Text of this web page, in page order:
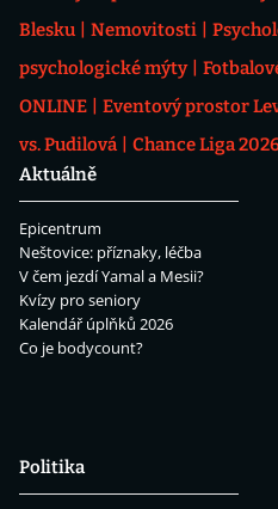
Blesku
Nemovitosti
psychologické mýty
ONLINE
Eventový prostor
vs. Pudilová
Chance Liga
Aktuálně
Epicentrum
Neštovice: příznaky, léčba
V čem jezdí Yamal a Mesii?
Kvízy pro seniory
Kalendář úplňků 2026
Co je bodycount?
Politika